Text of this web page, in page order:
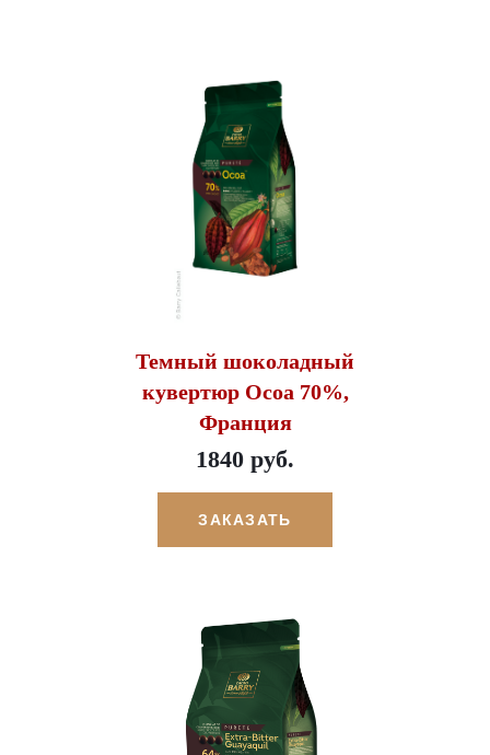
Темный шоколадный
кувертюр Ocoa 70%,
Франция
1840 руб.
ЗАКАЗАТЬ